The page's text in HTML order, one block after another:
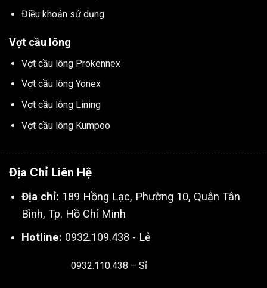
Điều khoản sử dụng
Vợt cầu lông
Vợt cầu lông Prokennex
Vợt cầu lông Yonex
Vợt cầu lông Lining
Vợt cầu lông Kumpoo
Địa Chỉ Liên Hệ
Địa chỉ: 189 Hồng Lạc, Phường 10, Quận Tân
Bình, Tp. Hồ Chí Minh
Hotline: 0932.109.438 - Lẻ
0932.110.438 – Sỉ